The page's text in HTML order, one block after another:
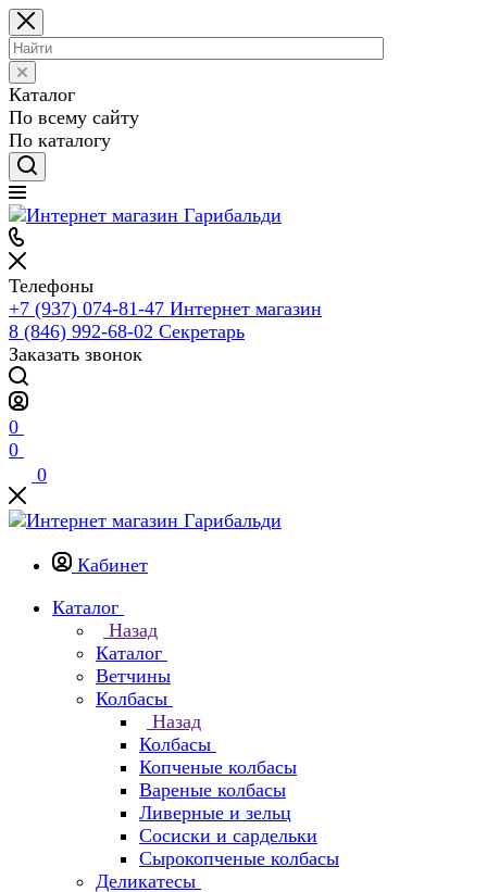
Каталог
По всему сайту
По каталогу
Телефоны
+7 (937) 074-81-47 Интернет магазин
8 (846) 992-68-02 Секретарь
Заказать звонок
0
0
0
Кабинет
Каталог
Назад
Каталог
Ветчины
Колбасы
Назад
Колбасы
Копченые колбасы
Вареные колбасы
Ливерные и зельц
Сосиски и сардельки
Сырокопченые колбасы
Деликатесы